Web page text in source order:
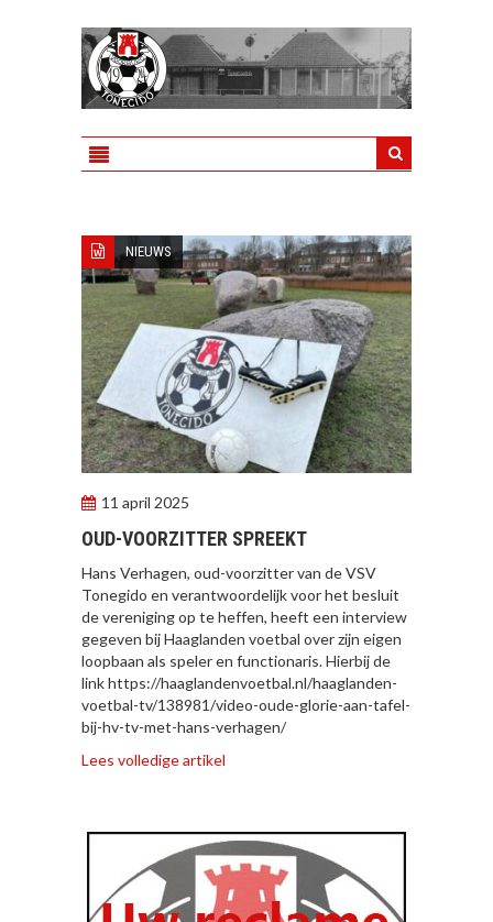
NIEUWS
11 april 2025
OUD-VOORZITTER SPREEKT
Hans Verhagen, oud-voorzitter van de VSV
Tonegido en verantwoordelijk voor het besluit
de vereniging op te heffen, heeft een interview
gegeven bij Haaglanden voetbal over zijn eigen
loopbaan als speler en functionaris. Hierbij de
link https://haaglandenvoetbal.nl/haaglanden-
voetbal-tv/138981/video-oude-glorie-aan-tafel-
bij-hv-tv-met-hans-verhagen/
Lees volledige artikel